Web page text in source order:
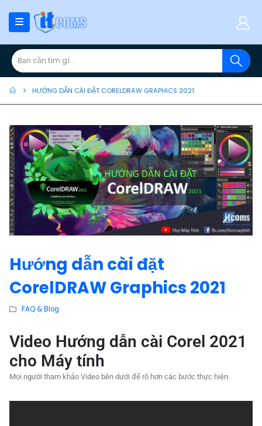
HƯỚNG DẪN CÀI ĐẶT CORELDRAW GRAPHICS 2021
Hướng dẫn cài đặt
CorelDRAW Graphics 2021
FAQ & Blog
Video Hướng dẫn cài Corel 2021
cho Máy tính
Mọi người tham khảo Video bên dưới để rõ hơn các bước thực hiện.